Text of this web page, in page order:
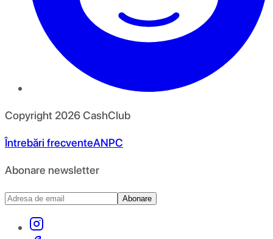
Copyright 2026CashClub
Întrebări frecventeANPC
Abonare newsletter
Abonare